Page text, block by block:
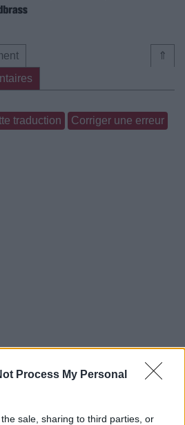
Process My Personal
sale, sharing to third parties, or
⇑
traduction Corriger une erreur